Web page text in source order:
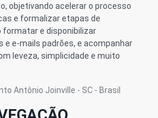
objetivando acelerar o processo
e formalizar etapas de
e disponibilizar
e-mails padrões, e acompanhar
leveza, simplicidade e muito
Antônio Joinville - SC - Brasil